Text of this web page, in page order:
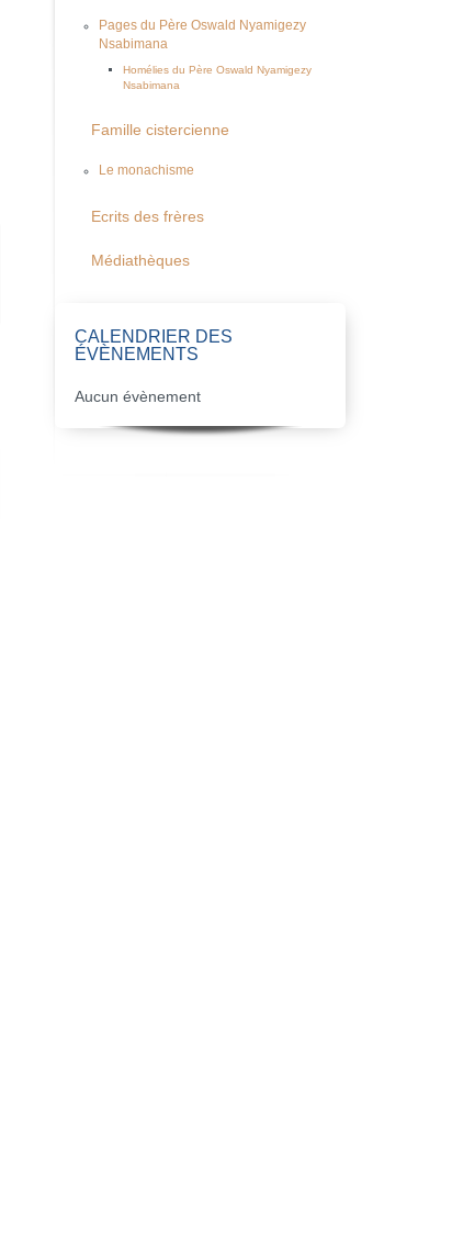
Pages du Père Oswald Nyamigezy
Nsabimana
Homélies du Père Oswald Nyamigezy
Nsabimana
Famille cistercienne
Le monachisme
Ecrits des frères
Médiathèques
CALENDRIER DES
ÉVÈNEMENTS
Aucun évènement